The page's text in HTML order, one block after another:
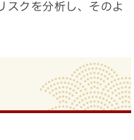
スクを分析し、そのよ